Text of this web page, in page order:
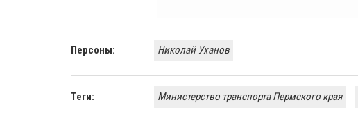
Персоны: Николай Уханов
Теги: Министерство транспорта Пермского края